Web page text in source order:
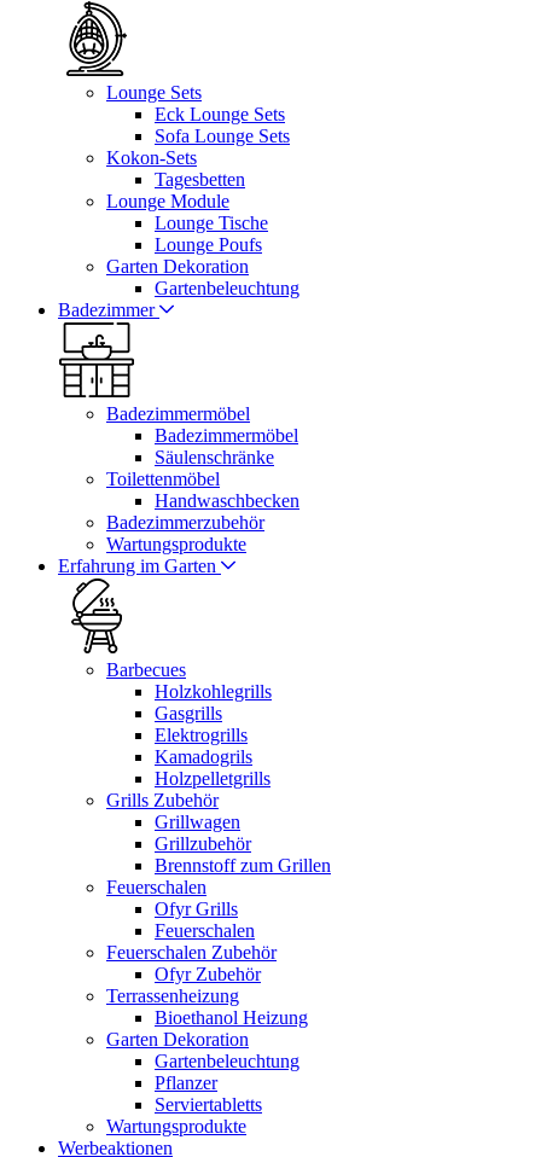
Lounge Sets
Eck Lounge Sets
Sofa Lounge Sets
Kokon-Sets
Tagesbetten
Lounge Module
Lounge Tische
Lounge Poufs
Garten Dekoration
Gartenbeleuchtung
Badezimmer
Badezimmermöbel
Badezimmermöbel
Säulenschränke
Toilettenmöbel
Handwaschbecken
Badezimmerzubehör
Wartungsprodukte
Erfahrung im Garten
Barbecues
Holzkohlegrills
Gasgrills
Elektrogrills
Kamadogrils
Holzpelletgrills
Grills Zubehör
Grillwagen
Grillzubehör
Brennstoff zum Grillen
Feuerschalen
Ofyr Grills
Feuerschalen
Feuerschalen Zubehör
Ofyr Zubehör
Terrassenheizung
Bioethanol Heizung
Garten Dekoration
Gartenbeleuchtung
Pflanzer
Serviertabletts
Wartungsprodukte
Werbeaktionen